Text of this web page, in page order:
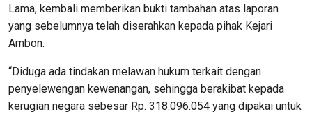
Lama, kembali memberikan bukti tambahan atas laporan
yang sebelumnya telah diserahkan kepada pihak Kejari
Ambon.
“Diduga ada tindakan melawan hukum terkait dengan
penyelewengan kewenangan, sehingga berakibat kepada
kerugian negara sebesar Rp. 318.096.054 yang dipakai untuk